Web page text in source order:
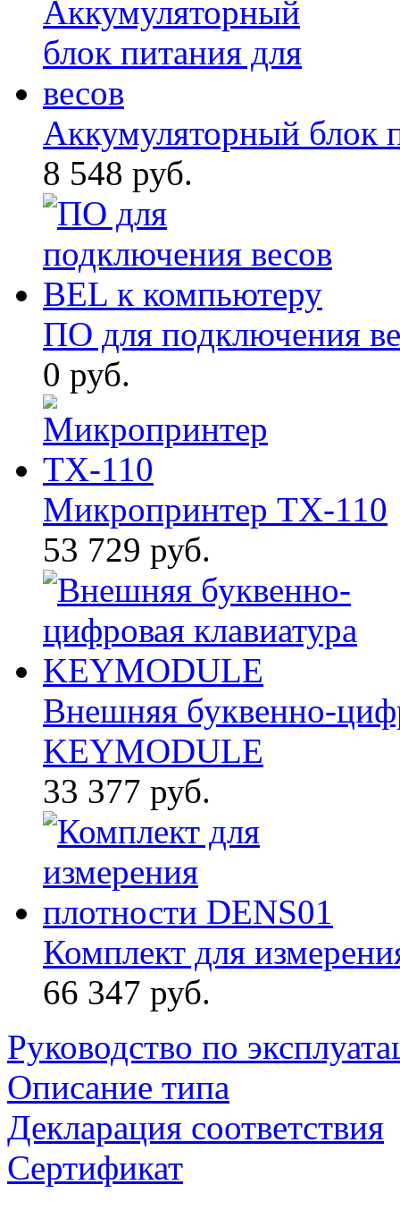
Аккумуляторный блок
8 548 руб.
ПО для подключения
0 руб.
Микропринтер TX-110
53 729 руб.
Внешняя буквенно-
KEYMODULE
33 377 руб.
Комплект для
66 347 руб.
Руководство по
Описание типа
Декларация соответствия
Сертификат